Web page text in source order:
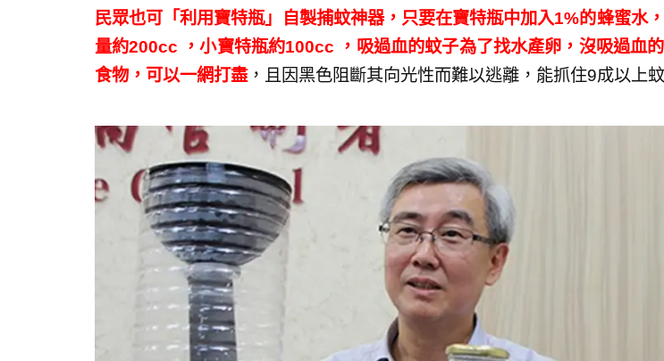
民眾也可「利用寶特瓶」自製捕蚊神器，只要在寶特瓶中加入1%的蜂蜜水
量約200cc ，小寶特瓶約100cc ，吸過血的蚊子為了找水產卵，沒吸過血
食物，可以一網打盡，且因黑色阻斷其向光性而難以逃離，能抓住9成以上蚊